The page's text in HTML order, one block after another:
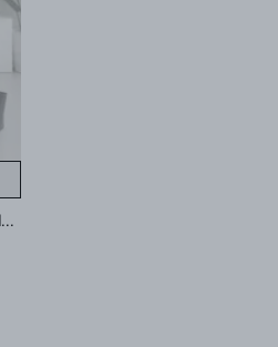
Kuşgözlü Askılı Tokalı Tencel Jile_Lacivert